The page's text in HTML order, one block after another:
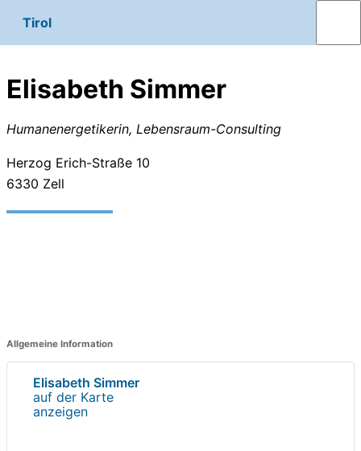
Tirol
Elisabeth Simmer
Humanenergetikerin, Lebensraum-Consulting
Herzog Erich-Straße 10
6330 Zell
Allgemeine Information
Elisabeth Simmer
auf der Karte
anzeigen